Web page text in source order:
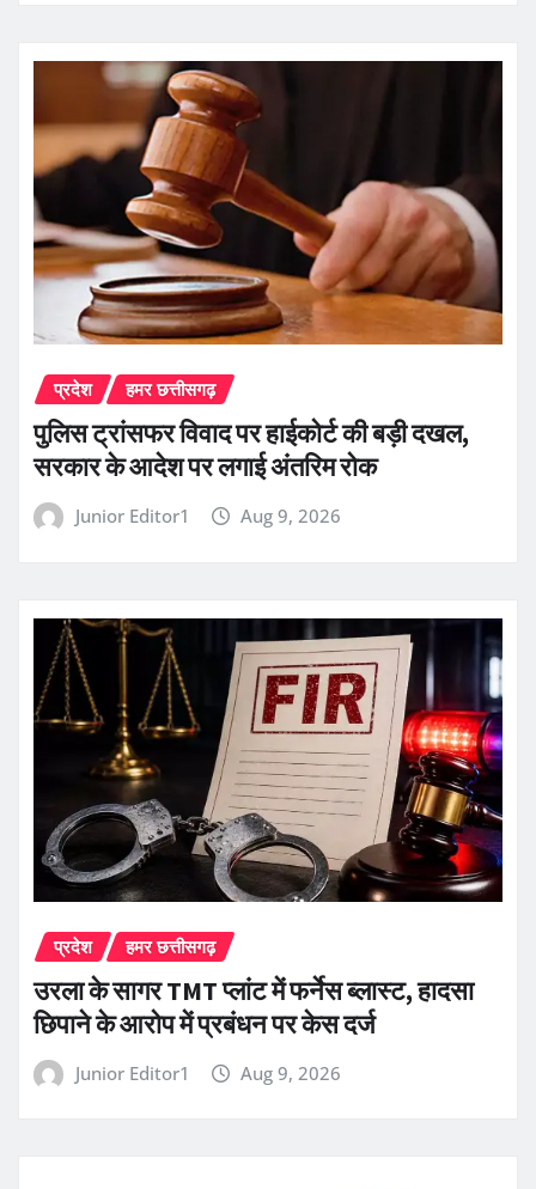
प्रदेश हमर छत्तीसगढ़
पुलिस ट्रांसफर विवाद पर हाईकोर्ट की बड़ी दखल,
सरकार के आदेश पर लगाई अंतरिम रोक
Junior Editor1 Aug 9, 2026
प्रदेश हमर छत्तीसगढ़
उरला के सागर TMT प्लांट में फर्नेस ब्लास्ट, हादसा
छिपाने के आरोप में प्रबंधन पर केस दर्ज
Junior Editor1 Aug 9, 2026